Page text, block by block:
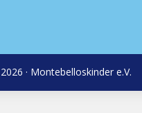
· Montebelloskinder e.V.